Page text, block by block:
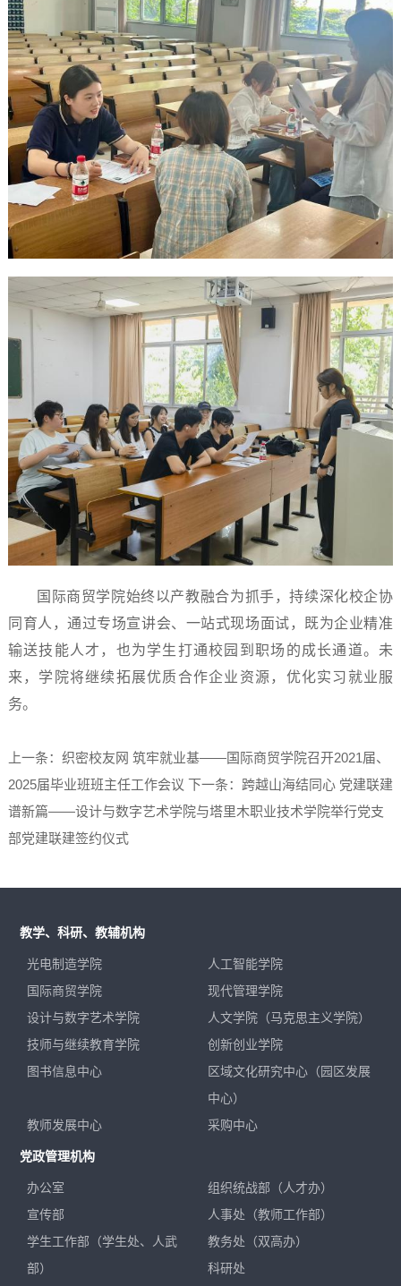
国际商贸学院始终以产教融合为抓手，持续深化校企协
同育人，通过专场宣讲会、一站式现场面试，既为企业精准
输送技能人才，也为学生打通校园到职场的成长通道。未
来，学院将继续拓展优质合作企业资源，优化实习就业服
务。
上一条：织密校友网 筑牢就业基——国际商贸学院召开2021届、
2025届毕业班班主任工作会议 下一条：跨越山海结同心 党建联建
谱新篇——设计与数字艺术学院与塔里木职业技术学院举行党支
部党建联建签约仪式
教学、科研、教辅机构
光电制造学院
人工智能学院
国际商贸学院
现代管理学院
设计与数字艺术学院
人文学院（马克思主义学院）
技师与继续教育学院
创新创业学院
图书信息中心
区域文化研究中心（园区发展
中心）
教师发展中心
采购中心
党政管理机构
办公室
组织统战部（人才办）
宣传部
人事处（教师工作部）
学生工作部（学生处、人武
部）
教务处（双高办）
科研处